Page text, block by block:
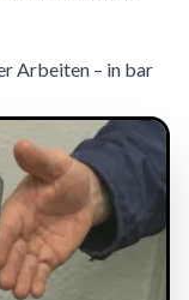
Arbeiten – in bar